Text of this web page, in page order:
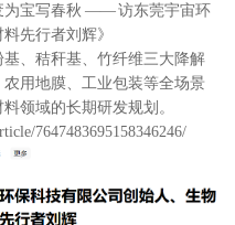
为宝写春秋 —— 访东莞宇宙环
先行者刘辉》
、秸秆基、竹纤维三大降解
用地膜、工业包装等全场景
领域的长期研发规划。
7647483695158346246/